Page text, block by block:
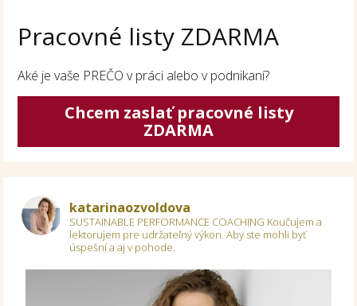
Pracovné listy ZDARMA
Aké je vaše PREČO v práci alebo v podnikaní?
Chcem zaslať pracovné listy
ZDARMA
katarinaozvoldova
SUSTAINABLE PERFORMANCE COACHING Koučujem a
lektorujem pre udržateľný výkon.Aby ste mohli byť
úspešní a aj v pohode.